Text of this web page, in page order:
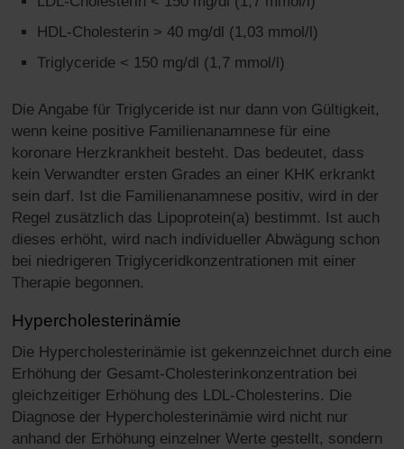
HDL-Cholesterin > 40 mg/dl (1,03 mmol/l)
Triglyceride < 150 mg/dl (1,7 mmol/l)
Die Angabe für Triglyceride ist nur dann von Gültigkeit,
wenn keine positive Familienanamnese für eine
koronare Herzkrankheit besteht. Das bedeutet, dass
kein Verwandter ersten Grades an einer KHK erkrankt
sein darf. Ist die Familienanamnese positiv, wird in der
Regel zusätzlich das Lipoprotein(a) bestimmt. Ist auch
dieses erhöht, wird nach individueller Abwägung schon
bei niedrigeren Triglyceridkonzentrationen mit einer
Therapie begonnen.
Hypercholesterinämie
Die Hypercholesterinämie ist gekennzeichnet durch eine
Erhöhung der Gesamt-Cholesterinkonzentration bei
gleichzeitiger Erhöhung des LDL-Cholesterins. Die
Diagnose der Hypercholesterinämie wird nicht nur
anhand der Erhöhung einzelner Werte gestellt, sondern